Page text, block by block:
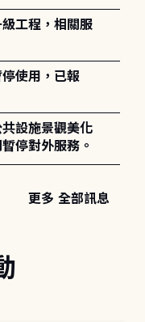
級工程，相關服
停使用，已報
共設施景觀美化
停對外服務。
更多 全部訊息